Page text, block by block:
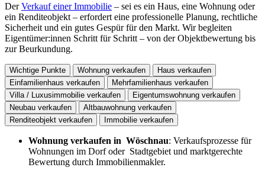
DerVerkauf einer Immobilie – sei es ein Haus, eine Wohnung oder
ein Renditeobjekt – erfordert eine professionelle Planung, rechtliche
Sicherheit und ein gutes Gespür für den Markt. Wir begleiten
Eigentümer:innen Schritt für Schritt – von der Objektbewertung bis
zur Beurkundung.
Wichtige Punkte Wohnung verkaufen
Haus verkaufen
Einfamilienhaus verkaufen
Mehrfamilienhaus verkaufen
Villa / Luxusimmobilie verkaufen
Eigentumswohnung verkaufen
Neubau verkaufen
Altbauwohnung verkaufen
Renditeobjekt verkaufen
Immobilie verkaufen
Wohnung verkaufen in Wöschnau: Verkaufsprozesse für
Wohnungen im Dorf oder Stadtgebiet und marktgerechte
Bewertung durch Immobilienmakler.